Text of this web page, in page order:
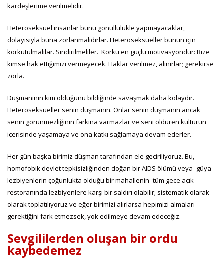
kardeşlerime verilmelidir.
Heteroseksüel insanlar bunu gönüllülükle yapmayacaklar,
dolayısıyla buna zorlanmalıdırlar. Heteroseksüeller bunun için
korkutulmalılar. Sindirilmeliler. Korku en güçlü motivasyondur: Bize
kimse hak ettiğimizi vermeyecek. Haklar verilmez, alınırlar; gerekirse
zorla.
Düşmanının kim olduğunu bildiğinde savaşmak daha kolaydır.
Heteroseksüeller senin düşmanın. Onlar senin düşmanın ancak
senin görünmezliğinin farkına varmazlar ve seni öldüren kültürün
içerisinde yaşamaya ve ona katkı sağlamaya devam ederler.
Her gün başka birimiz düşman tarafından ele geçiriliyoruz. Bu,
homofobik devlet tepkisizliğinden doğan bir AIDS ölümü veya -güya
lezbiyenlerin çoğunlukta olduğu bir mahallenin- tüm gece açık
restoranında lezbiyenlere karşı bir saldırı olabilir; sistematik olarak
olarak toplatılıyoruz ve eğer birimizi alırlarsa hepimizi almaları
gerektiğini fark etmezsek, yok edilmeye devam edeceğiz.
Sevgililerden oluşan bir ordu
kaybedemez